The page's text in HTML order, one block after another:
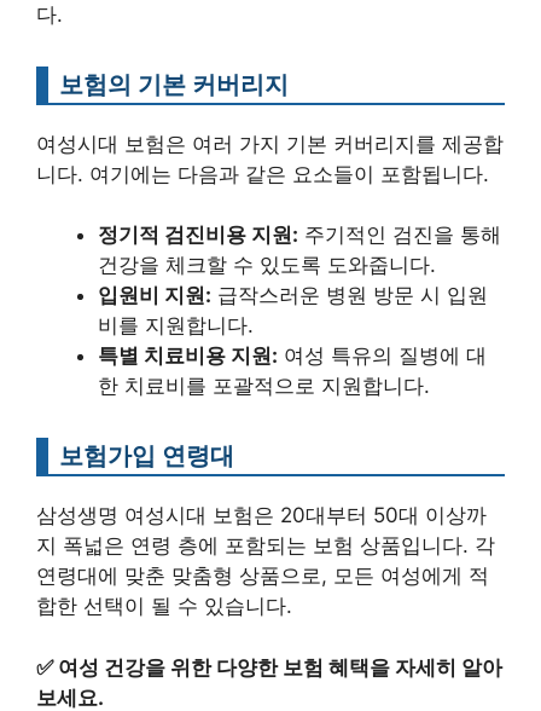
다.
보험의 기본 커버리지
여성시대 보험은 여러 가지 기본 커버리지를 제공합
니다. 여기에는 다음과 같은 요소들이 포함됩니다.
정기적 검진비용 지원: 주기적인 검진을 통해
건강을 체크할 수 있도록 도와줍니다.
입원비 지원: 급작스러운 병원 방문 시 입원
비를 지원합니다.
특별 치료비용 지원: 여성 특유의 질병에 대
한 치료비를 포괄적으로 지원합니다.
보험가입 연령대
삼성생명 여성시대 보험은 20대부터 50대 이상까
지 폭넓은 연령 층에 포함되는 보험 상품입니다. 각
연령대에 맞춘 맞춤형 상품으로, 모든 여성에게 적
합한 선택이 될 수 있습니다.
✅ 여성 건강을 위한 다양한 보험 혜택을 자세히 알아
보세요.